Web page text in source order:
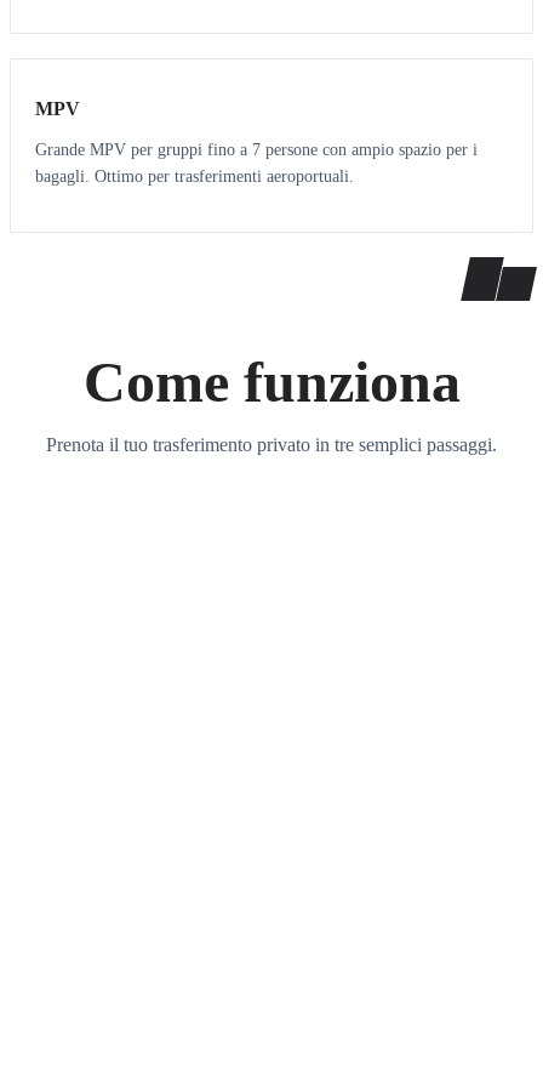
7 7
MPV
Grande MPV per gruppi fino a 7 persone con ampio spazio per i
bagagli. Ottimo per trasferimenti aeroportuali.
Come funziona
Prenota il tuo trasferimento privato in tre semplici passaggi.